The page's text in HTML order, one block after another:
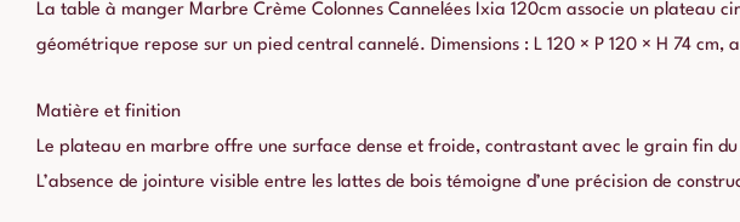
La table à manger Marbre Crème Colonnes Cannelées Ixia 120cm associe un plateau
géométrique repose sur un pied central cannelé. Dimensions : L 120 × P 120 × H 74 cm,
Matière et finition
Le plateau en marbre offre une surface dense et froide, contrastant avec le grain fin
L’absence de jointure visible entre les lattes de bois témoigne d’une précision de